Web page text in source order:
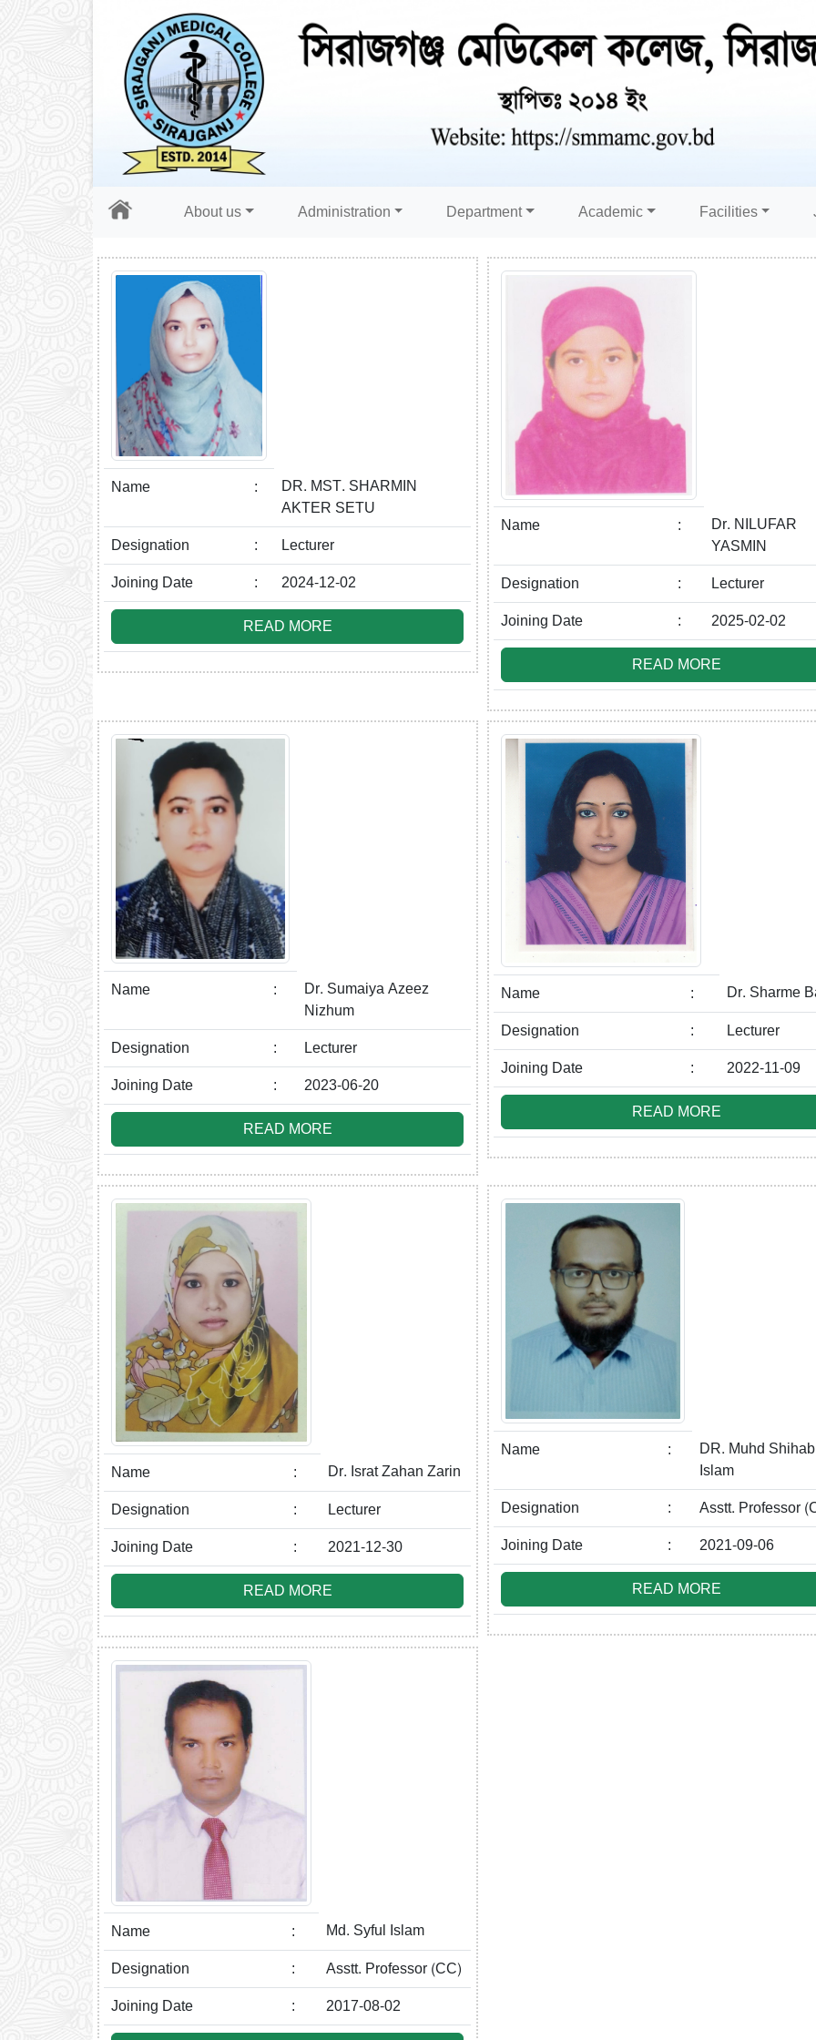
About us Administration Department Academic Facilities
Name :
DR. MST. SHARMIN
AKTER SETU
Designation : Lecturer
Joining Date : 2024-12-02
READ MORE
Name :
Dr. NILUFAR
YASMIN
Designation : Lecturer
Joining Date : 2025-02-02
READ MORE
Name :
Dr. Sumaiya Azeez
Nizhum
Designation : Lecturer
Joining Date : 2023-06-20
READ MORE
Name : Dr. Sharme
Designation : Lecturer
Joining Date : 2022-11-09
READ MORE
Name : Dr. Israt Zahan Zarin
Designation : Lecturer
Joining Date : 2021-12-30
READ MORE
Name :
DR. Muhd
Islam
Designation : Asstt. Professor
Joining Date : 2021-09-06
READ MORE
Name : Md. Syful Islam
Designation : Asstt. Professor (CC)
Joining Date : 2017-08-02